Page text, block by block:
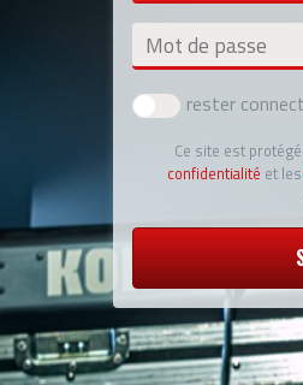
Mot de passe
rester
Ce site est
confidentialité et les